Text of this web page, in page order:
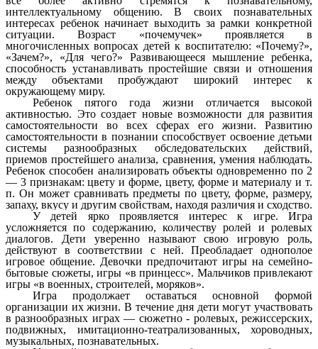
интеллектуальному общению. В своих познавательных
интересах ребенок начинает выходить за рамки конкретной
ситуации. Возраст «почемучек» проявляется в
многочисленных вопросах детей к воспитателю: «Почему?»,
«Зачем?», «Для чего?» Развивающееся мышление ребенка,
способность устанавливать простейшие связи и отношения
между объектами пробуждают широкий интерес к
окружающему миру.
Ребенок пятого года жизни отличается высокой
активностью. Это создает новые возможности для развития
самостоятельности во всех сферах его жизни. Развитию
самостоятельности в познании способствует освоение детьми
системы разнообразных обследовательских действий,
приемов простейшего анализа, сравнения, умения наблюдать.
Ребенок способен анализировать объекты одновременно по 2
— 3 признакам: цвету и форме, цвету, форме и материалу и т.
п. Он может сравнивать предметы по цвету, форме, размеру,
запаху, вкусу и другим свойствам, находя различия и сходство.
У детей ярко проявляется интерес к игре.
Игра
усложняется по содержанию, количеству ролей и ролевых
диалогов. Дети уверенно называют свою игровую роль,
действуют в соответствии с ней. Преобладает однополое
игровое общение. Девочки предпочитают игры на семейно-
бытовые сюжеты, игры «в принцесс». Мальчиков привлекают
игры «в военных, строителей, моряков».
Игра продолжает оставаться основной формой
организации их жизни. В течение дня дети могут участвовать
в разнообразных играх — сюжетно - ролевых, режиссерских,
подвижных, имитационно-театрализованных, хороводных,
музыкальных, познавательных.